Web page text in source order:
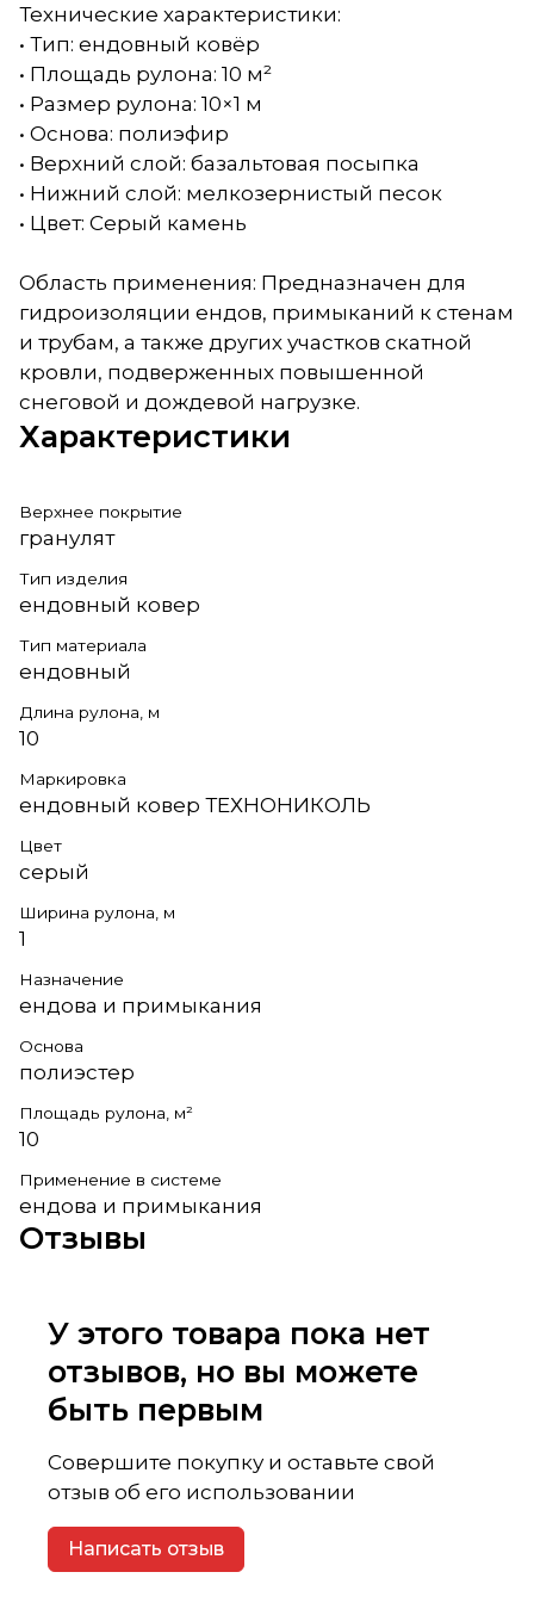
Технические характеристики:
• Тип: ендовный ковёр
• Площадь рулона: 10 м²
• Размер рулона: 10×1 м
• Основа: полиэфир
• Верхний слой: базальтовая посыпка
• Нижний слой: мелкозернистый песок
• Цвет: Серый камень
Область применения: Предназначен для
гидроизоляции ендов, примыканий к стенам
и трубам, а также других участков скатной
кровли, подверженных повышенной
снеговой и дождевой нагрузке.
Характеристики
Верхнее покрытие
гранулят
Тип изделия
ендовный ковер
Тип материала
ендовный
Длина рулона, м
10
Маркировка
ендовный ковер ТЕХНОНИКОЛЬ
Цвет
серый
Ширина рулона, м
1
Назначение
ендова и примыкания
Основа
полиэстер
Площадь рулона, м²
10
Применение в системе
ендова и примыкания
Отзывы
У этого товара пока нет
отзывов, но вы можете
быть первым
Совершите покупку и оставьте свой
отзыв об его использовании
Написать отзыв